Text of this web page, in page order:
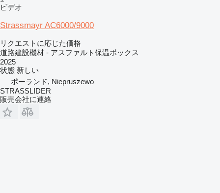
ビデオ
Strassmayr AC6000/9000
リクエストに応じた価格
道路建設機材 - アスファルト保温ボックス
2025
状態 新しい
ポーランド, Niepruszewo
STRASSLIDER
販売会社に連絡